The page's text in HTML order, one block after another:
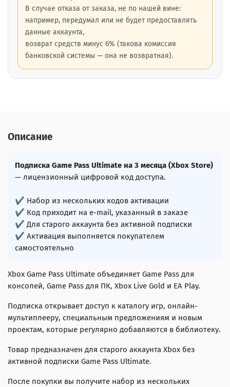
В случае отказа от заказа, не по нашей вине:
например, передумал или не будет предоставлять
данные аккаунта,
возврат средств минус 6% (такова комиссия
банковской системы — она не возвратная).
Описание
Подписка Game Pass Ultimate на 3 месяца (Xbox Store)
— лицензионный цифровой код доступа.
✔ Набор из нескольких кодов активации
✔ Код приходит на e-mail, указанный в заказе
✔ Для старого аккаунта без активной подписки
✔ Активация выполняется покупателем
самостоятельно
Xbox Game Pass Ultimate объединяет Game Pass для
консолей, Game Pass для ПК, Xbox Live Gold и EA Play.
Подписка открывает доступ к каталогу игр, онлайн-
мультиплееру, специальным предложениям и новым
проектам, которые регулярно добавляются в библиотеку.
Товар предназначен для старого аккаунта Xbox без
активной подписки Game Pass Ultimate.
После покупки вы получите набор из нескольких